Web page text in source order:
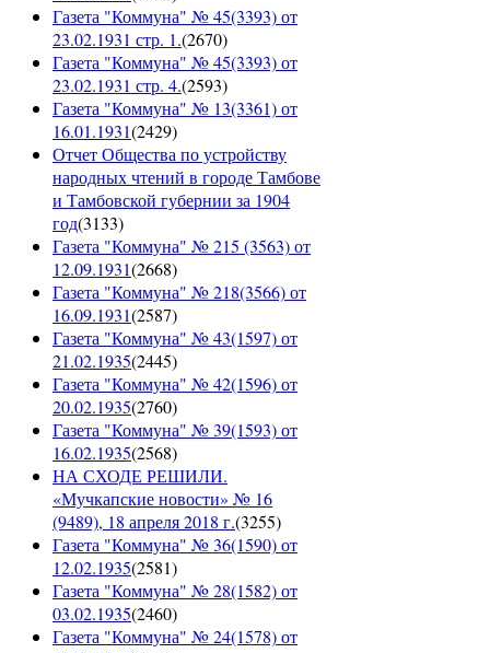
Газета "Коммуна" № 45(3393) от
23.02.1931 стр. 1.(2670)
Газета "Коммуна" № 45(3393) от
23.02.1931 стр. 4.(2593)
Газета "Коммуна" № 13(3361) от
16.01.1931(2429)
Отчет Общества по устройству
народных чтений в городе Тамбове
и Тамбовской губернии за 1904
год(3133)
Газета "Коммуна" № 215 (3563) от
12.09.1931(2668)
Газета "Коммуна" № 218(3566) от
16.09.1931(2587)
Газета "Коммуна" № 43(1597) от
21.02.1935(2445)
Газета "Коммуна" № 42(1596) от
20.02.1935(2760)
Газета "Коммуна" № 39(1593) от
16.02.1935(2568)
НА СХОДЕ РЕШИЛИ.
«Мучкапские новости» № 16
(9489), 18 апреля 2018 г.(3255)
Газета "Коммуна" № 36(1590) от
12.02.1935(2581)
Газета "Коммуна" № 28(1582) от
03.02.1935(2460)
Газета "Коммуна" № 24(1578) от